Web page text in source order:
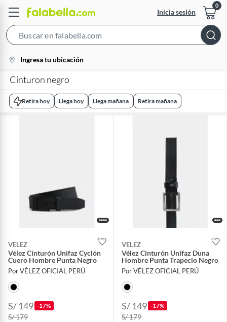
Inicia sesión
Bar
location-
icon
Ingresa tu ubicación
Cinturon negro
Retira hoy Llega hoy Llega mañana Retira mañana
VELEZ
Vélez Cinturón Unifaz Cyclón
Cuero Hombre Punta Negro
Por VÉLEZ OFICIAL PERÚ
S/ 149 -17%
S/ 179
VELEZ
Vélez Cinturón Unifaz Duna
Hombre Punta Trapecio Negro
Por VÉLEZ OFICIAL PERÚ
S/ 149 -17%
S/ 179